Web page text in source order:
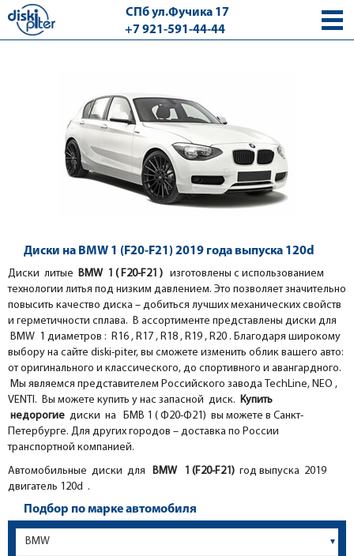
СПб ул.Фучика 17
+7 921-591-44-44
Диски на BMW 1 (F20-F21) 2019 года выпуска 120d
Диски литые BMW 1 ( F20-F21 ) изготовлены с использованием
технологии литья под низким давлением. Это позволяет значительно
повысить качество диска – добиться лучших механических свойств
и герметичности сплава. В ассортименте представлены диски для
BMW 1 диаметров : R16 , R17 , R18 , R19 , R20 . Благодаря широкому
выбору на сайте diski-piter, вы сможете изменить облик вашего авто:
от оригинального и классического, до спортивного и авангардного.
Мы являемся представителем Российского завода TechLine, NEO ,
VENTI. Вы можете купить у нас запасной диск. Купить
недорогие диски на БМВ 1 ( Ф20-Ф21) вы можете в Санкт-
Петербурге. Для других городов – доставка по России
транспортной компанией.
Автомобильные диски для
BMW 1 (F20-F21) год выпуска 2019
двигатель 120d .
Подбор по марке автомобиля